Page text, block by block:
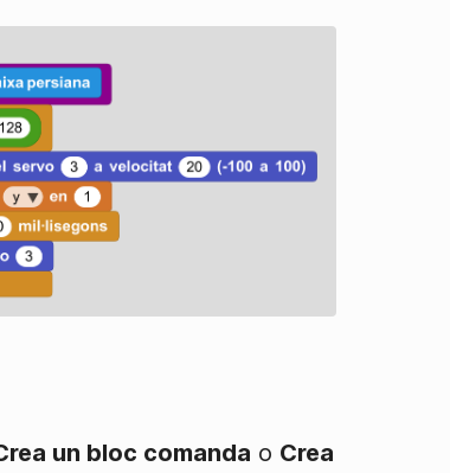
un bloc comanda o Crea